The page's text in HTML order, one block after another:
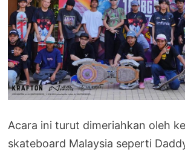
Acara ini turut dimeriahkan oleh
skateboard Malaysia seperti